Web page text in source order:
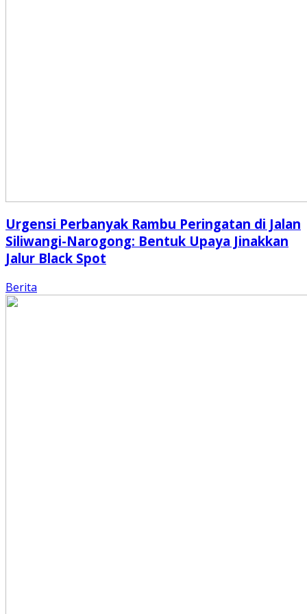
Urgensi Perbanyak Rambu Peringatan di Jalan
Siliwangi-Narogong: Bentuk Upaya Jinakkan
Jalur Black Spot
Berita